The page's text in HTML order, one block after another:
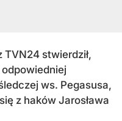
stwierdził,
ws. Pegasusa,
z haków Jarosława